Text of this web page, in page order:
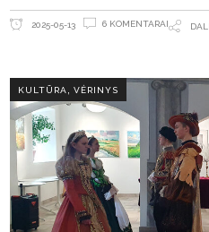
2025-05-13 6 KOMENTARAI
KULTŪRA,VĖRINYS